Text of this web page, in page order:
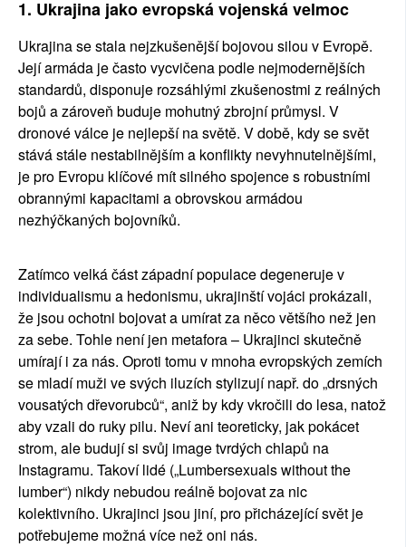
1. Ukrajina jako evropská vojenská velmoc
Ukrajina se stala nejzkušenější bojovou silou v Evropě.
Její armáda je často vycvičena podle nejmodernějších
standardů, disponuje rozsáhlými zkušenostmi z reálných
bojů a zároveň buduje mohutný zbrojní průmysl. V
dronové válce je nejlepší na světě. V době, kdy se svět
stává stále nestabilnějším a konflikty nevyhnutelnějšími,
je pro Evropu klíčové mít silného spojence s robustními
obrannými kapacitami a obrovskou armádou
nezhýčkaných bojovníků.
Zatímco velká část západní populace degeneruje v
individualismu a hedonismu, ukrajinští vojáci prokázali,
že jsou ochotni bojovat a umírat za něco většího než jen
za sebe. Tohle není jen metafora – Ukrajinci skutečně
umírají i za nás. Oproti tomu v mnoha evropských zemích
se mladí muži ve svých iluzích stylizují např. do „drsných
vousatých dřevorubců“, aniž by kdy vkročili do lesa, natož
aby vzali do ruky pilu. Neví ani teoreticky, jak pokácet
strom, ale budují si svůj image tvrdých chlapů na
Instagramu. Takoví lidé („Lumbersexuals without the
lumber“) nikdy nebudou reálně bojovat za nic
kolektivního. Ukrajinci jsou jiní, pro přicházející svět je
potřebujeme možná více než oni nás.